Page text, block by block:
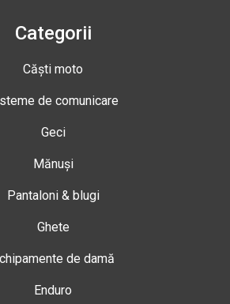
Categorii
Căști moto
de comunicare
Geci
Mănuși
Pantaloni & blugi
Ghete
de damă
Enduro